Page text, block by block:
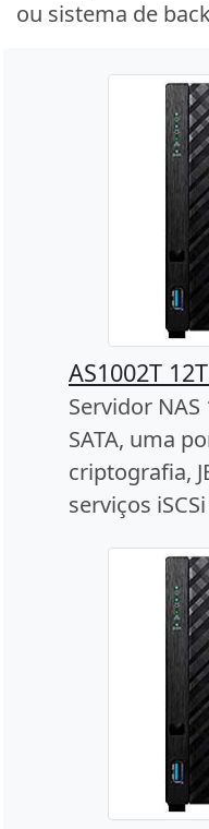
ou sistema de
AS1002T
Servidor NAS
SATA, uma
criptografia,
serviços